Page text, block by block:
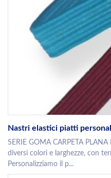
Nastri elastici piatti
SERIE GOMA CARPETA
diversi colori e larghezze, con
Personalizziamo il p...